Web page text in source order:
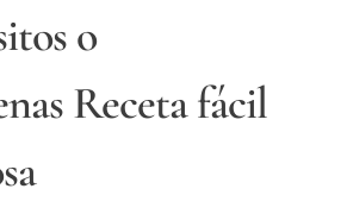
o
Receta fácil